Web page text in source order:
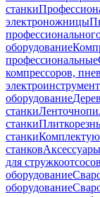
станки
электроножницы
оборудование
профессиональные
компрессоров,
оборудование
станки
станки
станки
станков
для стружкоотсосов
оборудование
оборудование